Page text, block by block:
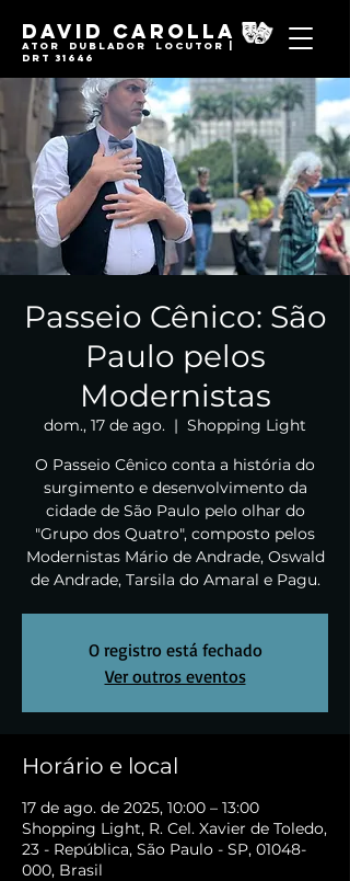
David Carolla
Ator Dublador locutor |
DRT 31646
Passeio Cênico: São
Paulo pelos
Modernistas
dom., 17 de ago.
  |
Shopping Light
O Passeio Cênico conta a história do
surgimento e desenvolvimento da
cidade de São Paulo pelo olhar do
"Grupo dos Quatro", composto pelos
Modernistas Mário de Andrade, Oswald
de Andrade, Tarsila do Amaral e Pagu.
O registro está fechado
Ver outros eventos
Horário e local
17 de ago. de 2025, 10:00 – 13:00
Shopping Light, R. Cel. Xavier de Toledo,
23 - República, São Paulo - SP, 01048-
000, Brasil